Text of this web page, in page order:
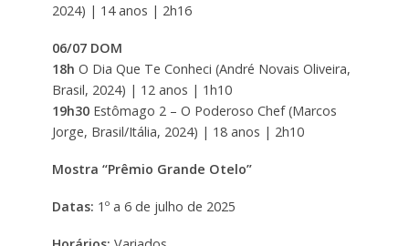
2024) | 14 anos | 2h16
06/07 DOM
18h O Dia Que Te Conheci (André Novais Oliveira,
Brasil, 2024) | 12 anos | 1h10
19h30Estômago 2 – O Poderoso Chef (Marcos
Jorge, Brasil/Itália, 2024) | 18 anos | 2h10
Mostra “Prêmio Grande Otelo”
Datas: 1º a 6 de julho de 2025